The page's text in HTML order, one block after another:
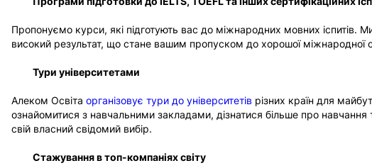
Пропонуємо курси, які підготують вас до міжнародних мовних іспитів.
високий результат, що стане вашим пропуском до хорошої міжнародної
Тури університетами
Алеком Освіта організовує тури до університетів різних країн для
ознайомитися з навчальними закладами, дізнатися більше про навчання
свій власний свідомий вибір.
Стажування в топ-компаніях світу